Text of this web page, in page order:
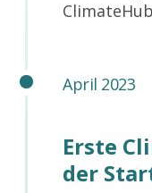
April 2023
Erste
der